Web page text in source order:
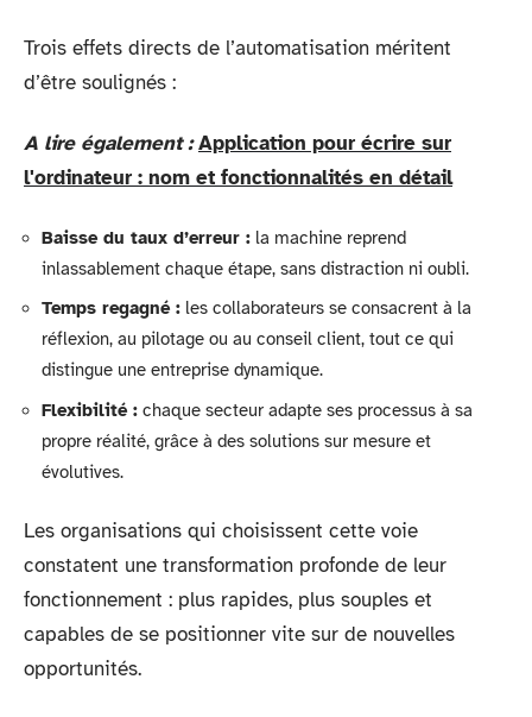
Trois effets directs de l’automatisation méritent
d’être soulignés :
A lire également : Application pour écrire sur
l'ordinateur : nom et fonctionnalités en détail
Baisse du taux d’erreur : la machine reprend
inlassablement chaque étape, sans distraction ni oubli.
Temps regagné : les collaborateurs se consacrent à la
réflexion, au pilotage ou au conseil client, tout ce qui
distingue une entreprise dynamique.
Flexibilité : chaque secteur adapte ses processus à sa
propre réalité, grâce à des solutions sur mesure et
évolutives.
Les organisations qui choisissent cette voie
constatent une transformation profonde de leur
fonctionnement : plus rapides, plus souples et
capables de se positionner vite sur de nouvelles
opportunités.